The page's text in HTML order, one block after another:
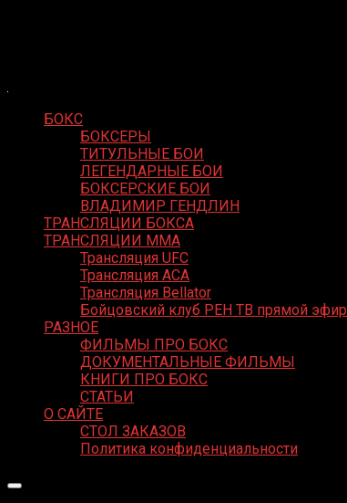
БОКС
БОКСЕРЫ
ТИТУЛЬНЫЕ БОИ
ЛЕГЕНДАРНЫЕ БОИ
БОКСЕРСКИЕ БОИ
ВЛАДИМИР ГЕНДЛИН
ТРАНСЛЯЦИИ БОКСА
ТРАНСЛЯЦИИ MMA
Трансляция UFC
Трансляция ACA
Трансляция Bellator
Бойцовский клуб РЕН ТВ прямой эфир
РАЗНОЕ
ФИЛЬМЫ ПРО БОКС
ДОКУМЕНТАЛЬНЫЕ ФИЛЬМЫ
КНИГИ ПРО БОКС
СТАТЬИ
О САЙТЕ
СТОЛ ЗАКАЗОВ
Политика конфиденциальности